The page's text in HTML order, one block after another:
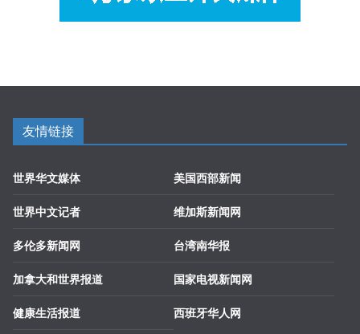
友情链接
世界华文媒体
世界中文记者
多伦多新闻网
加拿大和世界报道
健康生活报道
美国西部新闻
维加斯新闻网
台湾南华报
国家电视新闻网
西班牙华人网